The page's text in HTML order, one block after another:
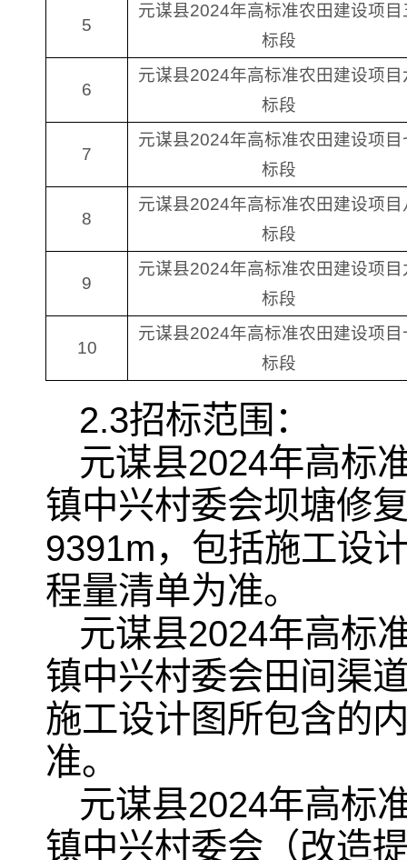
5
元谋县2024年高标准农田建设项目
标段
6
元谋县2024年高标准农田建设项目
标段
7
元谋县2024年高标准农田建设项目
标段
8
元谋县2024年高标准农田建设项目
标段
9
元谋县2024年高标准农田建设项目
标段
10
元谋县2024年高标准农田建设项目
标段
2.3招标范围：
元谋县2024年高标
镇中兴村委会坝塘修
9391m，包括施工设
程量清单为准。
元谋县2024年高标
镇中兴村委会田间渠
施工设计图所包含的
准。
元谋县2024年高标
镇中兴村委会（改造